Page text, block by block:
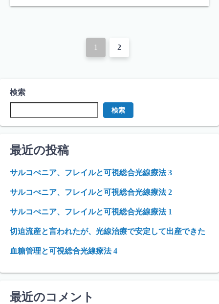
ビ
ゲ
シ
ョ
1 2
検索
検索
最近の投稿
サルコぺニア、フレイルと可視総合光線療法 3
サルコぺニア、フレイルと可視総合光線療法 2
サルコぺニア、フレイルと可視総合光線療法 1
切迫流産と言われたが、光線治療で安定して出産できた
血糖管理と可視総合光線療法 4
最近のコメント